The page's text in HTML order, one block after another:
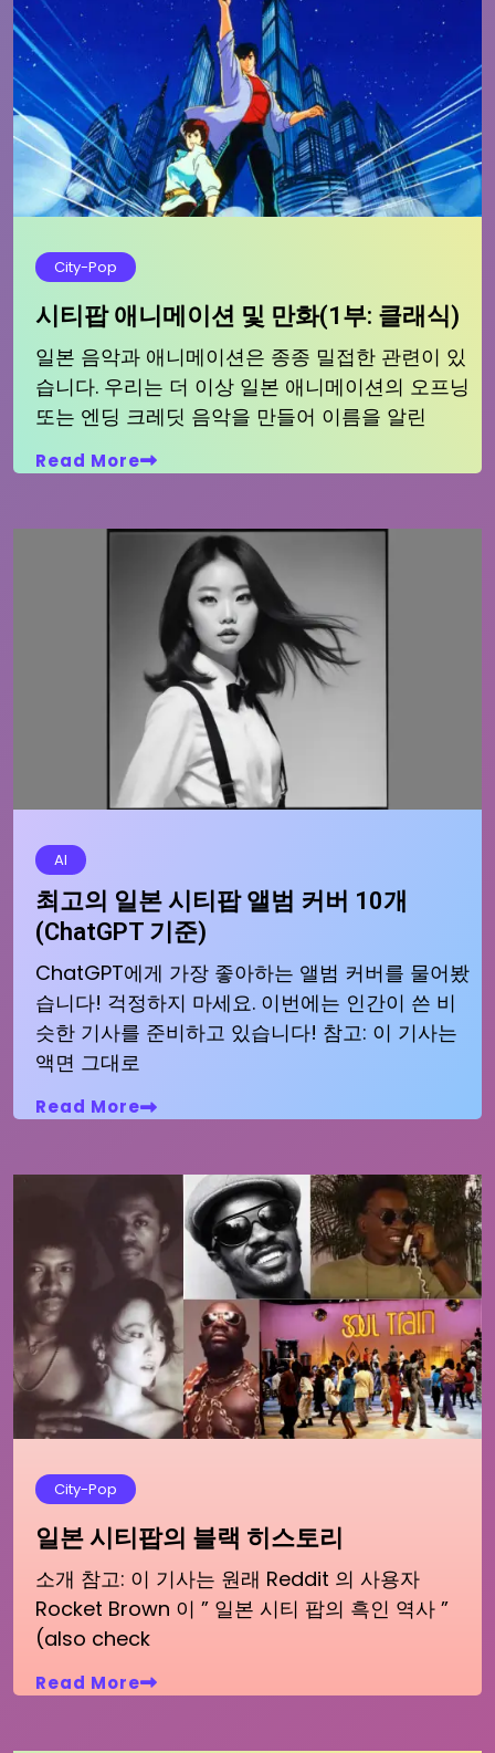
City-Pop
시티팝 애니메이션 및 만화(1부: 클래식)
일본 음악과 애니메이션은 종종 밀접한 관련이 있
습니다. 우리는 더 이상 일본 애니메이션의 오프닝
또는 엔딩 크레딧 음악을 만들어 이름을 알린
Read More
AI
최고의 일본 시티팝 앨범 커버 10개
(ChatGPT 기준)
ChatGPT에게 가장 좋아하는 앨범 커버를 물어봤
습니다! 걱정하지 마세요. 이번에는 인간이 쓴 비
슷한 기사를 준비하고 있습니다! 참고: 이 기사는
액면 그대로
Read More
City-Pop
일본 시티팝의 블랙 히스토리
소개 참고: 이 기사는 원래 Reddit 의 사용자
Rocket Brown 이 ” 일본 시티 팝의 흑인 역사 ”
(also check
Read More